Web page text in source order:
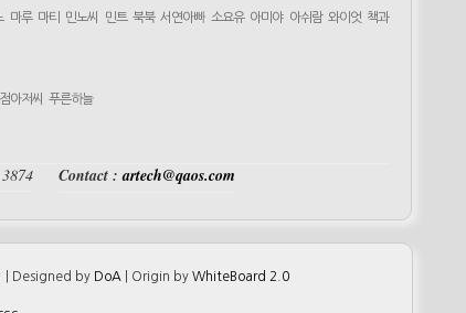
마루 마티 민노씨 민트 북북 서연아빠 소요유 아미야 아쉬람 와이엇 책과
점아저씨 푸른하늘
Contact :artech@qaos.com
| Designed by DoA | Origin by WhiteBoard 2.0